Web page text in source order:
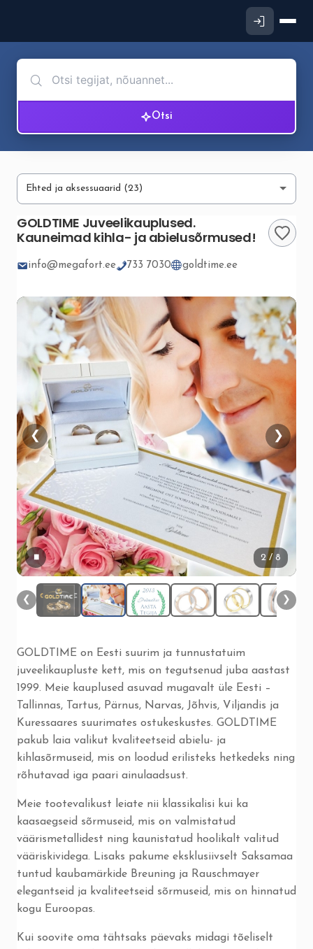
Otsi
GOLDTIME Juveelikauplused.
Kauneimad kihla- ja abielusõrmused!
info@megafort.ee 733 7030 goldtime.ee
❮ ❯
2/ 8
▮▮
❮ ❯
GOLDTIME on Eesti suurim ja tunnustatuim
juveelikaupluste kett, mis on tegutsenud juba aastast
1999. Meie kauplused asuvad mugavalt üle Eesti –
Tallinnas, Tartus, Pärnus, Narvas, Jõhvis, Viljandis ja
Kuressaares suurimates ostukeskustes. GOLDTIME
pakub laia valikut kvaliteetseid abielu- ja
kihlasõrmuseid, mis on loodud erilisteks hetkedeks ning
rõhutavad iga paari ainulaadsust.
Meie tootevalikust leiate nii klassikalisi kui ka
kaasaegseid sõrmuseid, mis on valmistatud
väärismetallidest ning kaunistatud hoolikalt valitud
vääriskividega. Lisaks pakume eksklusiivselt Saksamaa
tuntud kaubamärkide Breuning ja Rauschmayer
elegantseid ja kvaliteetseid sõrmuseid, mis on hinnatud
kogu Euroopas.
Kui soovite oma tähtsaks päevaks midagi tõeliselt